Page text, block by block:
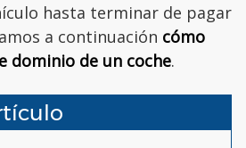
hasta terminar de pagar
a continuación cómo
dominio de un coche.